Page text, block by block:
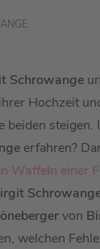
Schrowange
Hochzeit
beiden steigen.
erfahren?
Waffeln einer
von
welchen